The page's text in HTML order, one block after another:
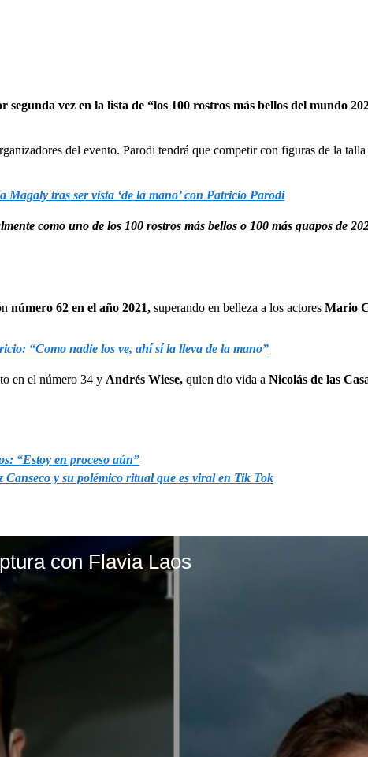
segunda vez en la lista de “los 100 rostros más bellos del mundo
del evento. Parodi tendrá que competir con figuras de la
tras ser vista ‘de la mano’ con Patricio Parodi
como uno de los 100 rostros más bellos o 100 más guapos de
número 62 en el año 2021, superando en belleza a los actores Mario
“Como nadie los ve, ahí sí la lleva de la mano”
en el número 34 y Andrés Wiese, quien dio vida a Nicolás de las
“Estoy en proceso aún”
y su polémico ritual que es viral en Tik Tok
con Flavia Laos